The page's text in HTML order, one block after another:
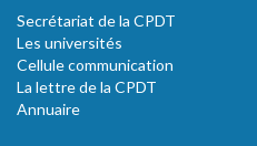
Secrétariat de la CPDT
Les universités
Cellule communication
La lettre de la CPDT
Annuaire